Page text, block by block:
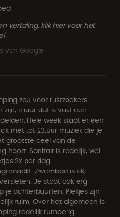
vertaling, klik hier voor het
van Google
zou voor rustzoekers
zijn, maar dat is vast een
Hele week staat er een
met tot 23.uur muziek die je
grootste deel van de
hoort. Sanitair is redelijk, wel
2x per dag
Zwembad is ok,
Je staat ook erg
je achterbuurten. Plekjes zijn
ruim. Over het algemeen is
redelijk rumoerig.